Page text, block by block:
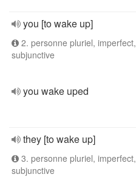
you [to wake up]
2. personne pluriel, imperfect,
subjunctive
you wake uped
they [to wake up]
3. personne pluriel, imperfect,
subjunctive